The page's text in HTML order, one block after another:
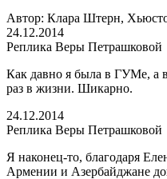
Автор: Клара Штерн,
24.12.2014
Реплика Веры Петрашковой
Как давно я была в ГУМе, а
раз в жизни. Шикарно.
24.12.2014
Реплика Веры Петрашковой
Я наконец-то, благодаря
Армении и Азербайджане